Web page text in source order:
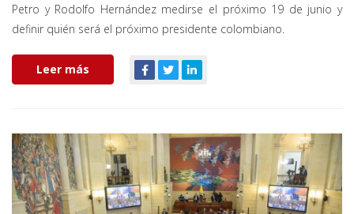
Petro y Rodolfo Hernández medirse el próximo 19 de junio y
definir quién será el próximo presidente colombiano.
Leer más